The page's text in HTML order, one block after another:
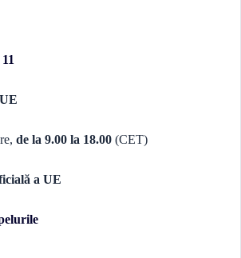
de la 9.00 la 18.00(CET)
a UE